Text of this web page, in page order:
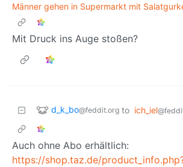
Männer gehen in Supermarkt mit
Mit Druck ins Auge stoßen?
d_k_bo@feddit.org to ich_iel
Auch ohne Abo erhältlich:
https://shop.taz.de/